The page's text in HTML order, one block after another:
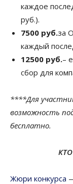
каждое
руб.).
7500 руб.за
каждый
12500 руб.–
сбор для
****Для
возможность
бесплатно.
Жюри конкурса